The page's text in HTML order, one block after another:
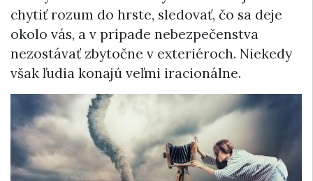
chytiť rozum do hrste, sledovať, čo sa deje
okolo vás, a v prípade nebezpečenstva
nezostávať zbytočne v exteriéroch. Niekedy
však ľudia konajú veľmi iracionálne.